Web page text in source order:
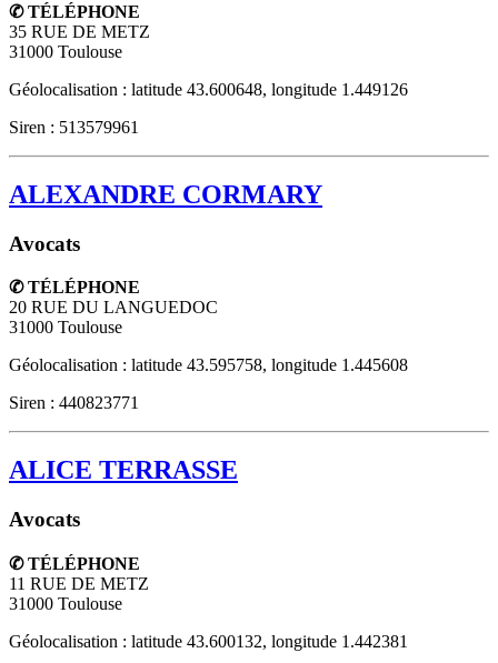
✆ TÉLÉPHONE
35 RUE DE METZ
31000 Toulouse
Géolocalisation : latitude 43.600648, longitude 1.449126
Siren : 513579961
ALEXANDRE CORMARY
Avocats
✆ TÉLÉPHONE
20 RUE DU LANGUEDOC
31000 Toulouse
Géolocalisation : latitude 43.595758, longitude 1.445608
Siren : 440823771
ALICE TERRASSE
Avocats
✆ TÉLÉPHONE
11 RUE DE METZ
31000 Toulouse
Géolocalisation : latitude 43.600132, longitude 1.442381